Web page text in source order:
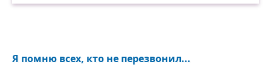
Я помню всех, кто не перезвонил...